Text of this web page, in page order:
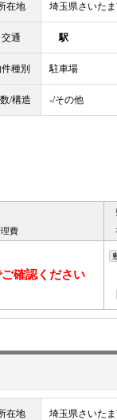
在地 埼玉県さいた
交通 駅
種別 駐車場
/構造 -/その他
費
確認ください
在地 埼玉県さいた